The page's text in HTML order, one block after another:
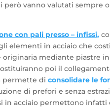
però vanno valutati
con pali presso – infissi,
elementi in acciaio che
mediante piastre
poi il
permette diconsolidare le
di prefori e senza
in acciaio permettono